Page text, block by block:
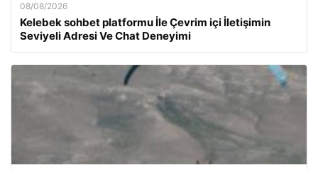
08/08/2026
Kelebek sohbet platformu İle Çevrim içi İletişimin
Seviyeli Adresi Ve Chat Deneyimi